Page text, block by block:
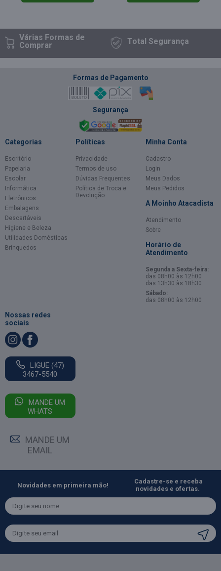
Várias Formasde
Comprar
TotalSegurança
Formas de Pagamento
Segurança
Categorias
Escritório
Papelaria
Escolar
Informática
Eletrônicos
Embalagens
Descartáveis
Higiene e Beleza
Utilidades Domésticas
Brinquedos
Políticas
Privacidade
Termos de uso
Dúvidas Frequentes
Política de Troca e
Devolução
Minha Conta
Cadastro
Login
Meus Dados
Meus Pedidos
A Moinho Atacadista
Atendimento
Sobre
Horário de
Atendimento
Segunda a Sexta-feira:
das 08h00 às 12h00
das 13h30 às 18h30
Sábado:
das 08h00 às 12h00
Nossas redes
sociais
LIGUE (47)
3467-5540
MANDE UM
WHATS
MANDE UM
EMAIL
Novidades em primeira mão!
Cadastre-se e receba
novidades e ofertas.